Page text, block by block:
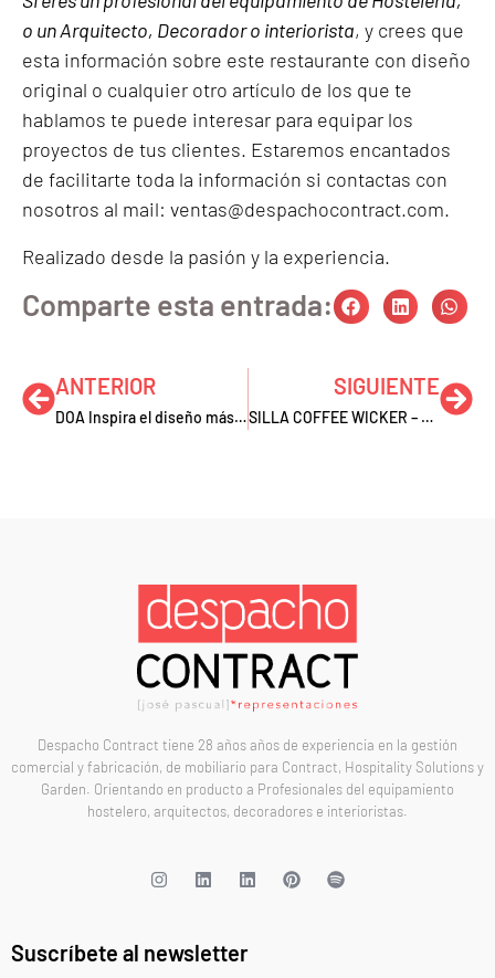
o un Arquitecto, Decorador o interiorista, y crees que
esta información sobre este restaurante con diseño
original o cualquier otro artículo de los que te
hablamos te puede interesar para equipar los
proyectos de tus clientes. Estaremos encantados
de facilitarte toda la información si contactas con
nosotros al mail: ventas@despachocontract.com.
Realizado desde la pasión y la experiencia.
Comparte esta entrada:
ANTERIOR
DOA Inspira el diseño más atrevido
SIGUIENTE
SILLA COFFEE WICKER – Mucho más que una silla
Despacho Contract tiene 28 años años de experiencia en la gestión
comercial y fabricación, de mobiliario para Contract, Hospitality Solutions y
Garden. Orientando en producto a Profesionales del equipamiento
hostelero, arquitectos, decoradores e interioristas.
Suscríbete al newsletter